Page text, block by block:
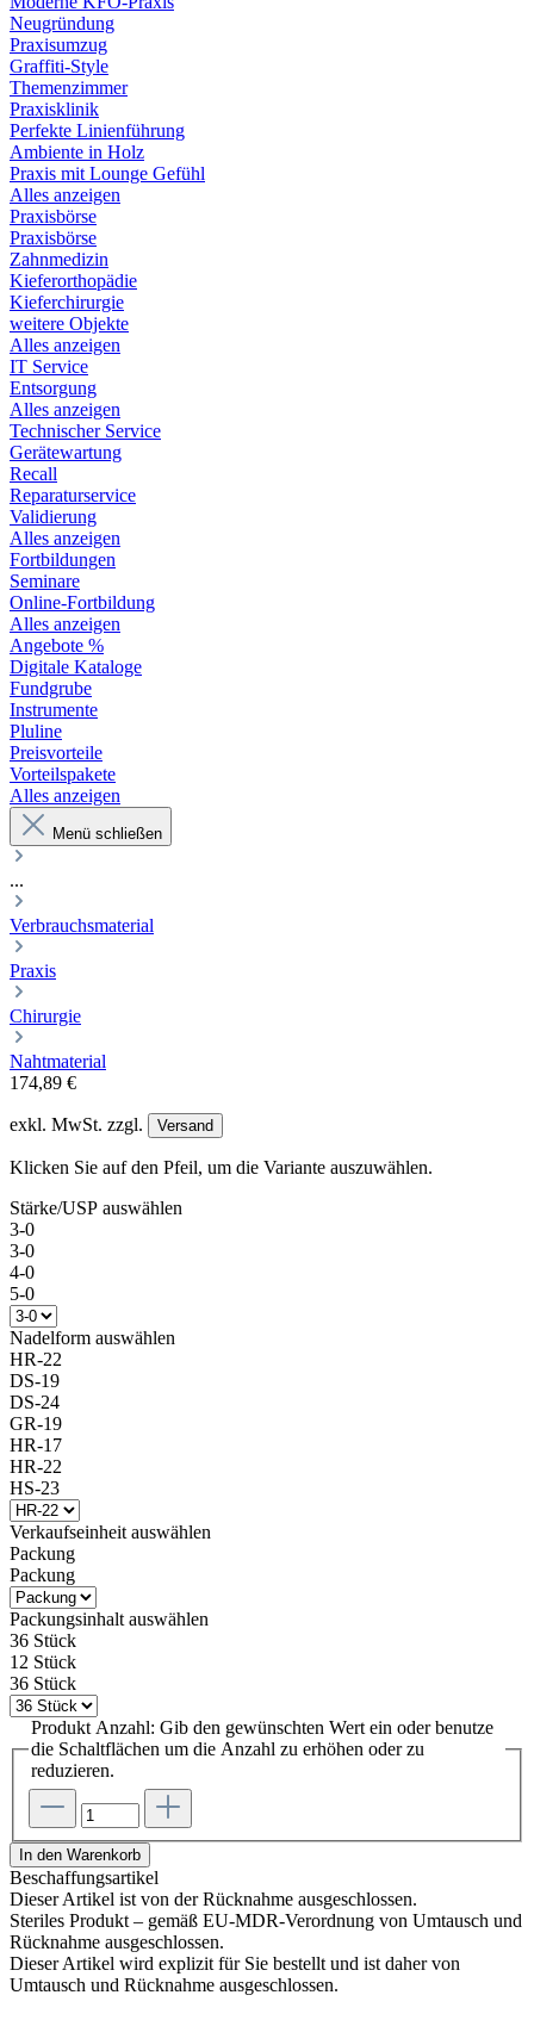
Neugründung
Praxisumzug
Graffiti-Style
Themenzimmer
Praxisklinik
Perfekte Linienführung
Ambiente in Holz
Praxis mit Lounge Gefühl
Alles anzeigen
Praxisbörse
Praxisbörse
Zahnmedizin
Kieferorthopädie
Kieferchirurgie
weitere Objekte
Alles anzeigen
IT Service
Entsorgung
Alles anzeigen
Technischer Service
Gerätewartung
Recall
Reparaturservice
Validierung
Alles anzeigen
Fortbildungen
Seminare
Online-Fortbildung
Alles anzeigen
Angebote %
Digitale Kataloge
Fundgrube
Instrumente
Pluline
Preisvorteile
Vorteilspakete
Alles anzeigen
Menü schließen
...
Verbrauchsmaterial
Praxis
Chirurgie
Nahtmaterial
174,89 €
exkl. MwSt. zzgl. Versand
Klicken Sie auf den Pfeil, um die Variante auszuwählen.
Stärke/USP auswählen
3-0
3-0
4-0
5-0
Nadelform auswählen
HR-22
DS-19
DS-24
GR-19
HR-17
HR-22
HS-23
Verkaufseinheit auswählen
Packung
Packung
Packungsinhalt auswählen
36 Stück
12 Stück
36 Stück
Produkt Anzahl: Gib den gewünschten Wert ein oder benutze
die Schaltflächen um die Anzahl zu erhöhen oder zu
reduzieren.
In den Warenkorb
Beschaffungsartikel
Dieser Artikel ist von der Rücknahme ausgeschlossen.
Steriles Produkt – gemäß EU-MDR-Verordnung von Umtausch und
Rücknahme ausgeschlossen.
Dieser Artikel wird explizit für Sie bestellt und ist daher von
Umtausch und Rücknahme ausgeschlossen.